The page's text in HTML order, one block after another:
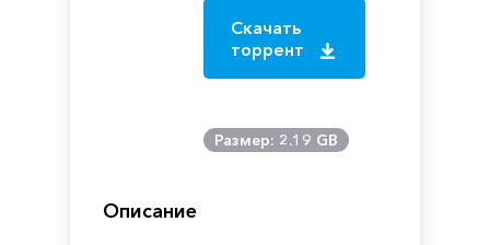
Скачать
торрент
Размер: 2.19 GB
Описание